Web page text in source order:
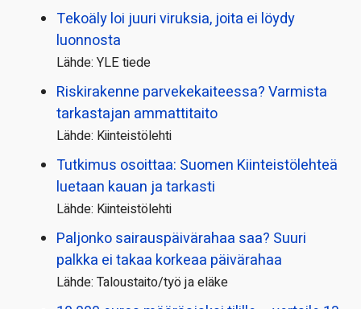
Tekoäly loi juuri viruksia, joita ei löydy
luonnosta
Lähde: YLE tiede
Riskirakenne parvekekaiteessa? Varmista
tarkastajan ammattitaito
Lähde: Kiinteistölehti
Tutkimus osoittaa: Suomen Kiinteistölehteä
luetaan kauan ja tarkasti
Lähde: Kiinteistölehti
Paljonko sairauspäivä­rahaa saa? Suuri
palkka ei takaa korkeaa päivärahaa
Lähde: Taloustaito/työ ja eläke